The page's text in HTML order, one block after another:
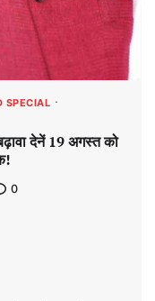
SPECIAL
देनें 19 अगस्त को
0